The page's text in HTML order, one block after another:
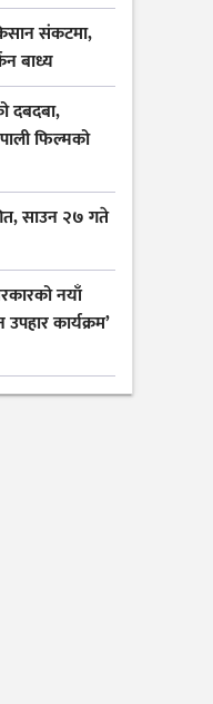
संकटमा,
बाध्य
दबदबा,
फिल्मको
साउन २७ गते
नयाँ
उपहार कार्यक्रम’